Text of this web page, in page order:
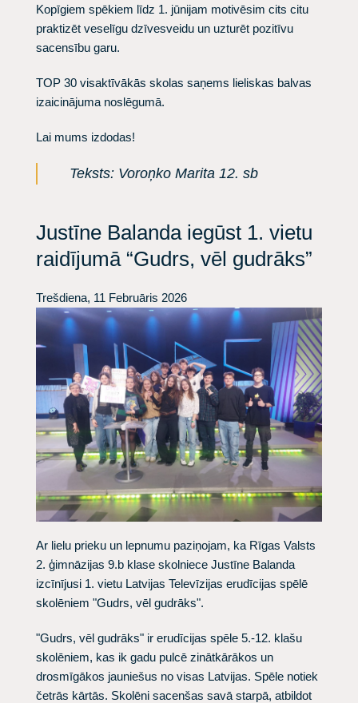
Kopīgiem spēkiem līdz 1. jūnijam motivēsim cits citu
praktizēt veselīgu dzīvesveidu un uzturēt pozitīvu
sacensību garu.
TOP 30 visaktīvākās skolas saņems lieliskas balvas
izaicinājuma noslēgumā.
Lai mums izdodas!
Teksts: Voroņko Marita 12. sb
Justīne Balanda iegūst 1. vietu
raidījumā “Gudrs, vēl gudrāks”
Trešdiena, 11 Februāris 2026
Ar lielu prieku un lepnumu paziņojam, ka Rīgas Valsts
2. ģimnāzijas 9.b klase skolniece Justīne Balanda
izcīnījusi 1. vietu Latvijas Televīzijas erudīcijas spēlē
skolēniem "Gudrs, vēl gudrāks".
"Gudrs, vēl gudrāks" ir erudīcijas spēle 5.-12. klašu
skolēniem, kas ik gadu pulcē zinātkārākos un
drosmīgākos jauniešus no visas Latvijas. Spēle notiek
četrās kārtās. Skolēni sacenšas savā starpā, atbildot